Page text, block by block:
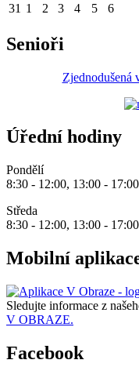
31 1 2 3 4 5 6
Senioři
Zjednodušená
Úřední hodiny
Pondělí
8:30 - 12:00, 13:00 - 17:00
Středa
8:30 - 12:00, 13:00 - 17:00
Mobilní
Sledujte informace z
V OBRAZE.
Facebook